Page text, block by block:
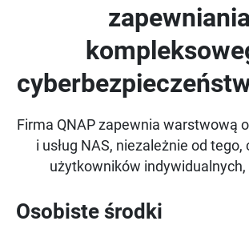
zapewniania
Firma QNAP zapewnia warstwową
i usług NAS, niezależnie od tego,
użytkowników indywidualnych,
Osobiste środki